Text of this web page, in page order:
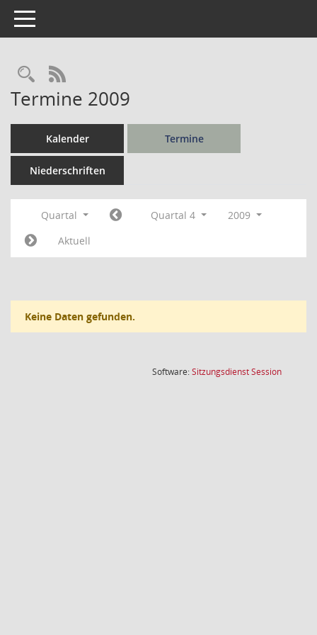
Toggle navigation
Rechercheauswahl
RSS-Feed
Termine 2009
Kalender Termine
Niederschriften
Quartal Quartal 4
2009
Aktuell
Keine Daten gefunden.
Software:SitzungsdienstSession(Wird in